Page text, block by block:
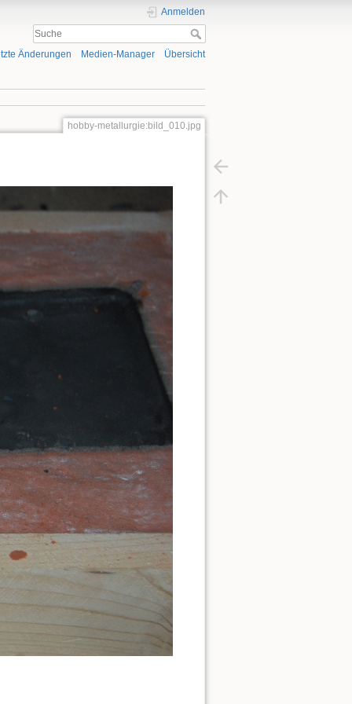
Anmelden
Änderungen Medien-Manager Übersicht
hobby-metallurgie:bild_010.jpg